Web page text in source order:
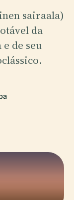
sairaala)
da
de seu